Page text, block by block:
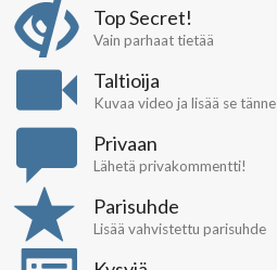
Top Secret!
Vain parhaat tietää
Taltioija
Kuvaa video ja lisää se tänne
Privaan
Lähetä privakommentti!
Parisuhde
Lisää vahvistettu parisuhde